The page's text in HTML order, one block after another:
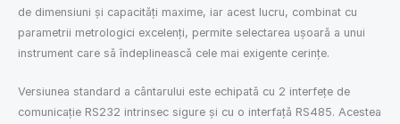
de dimensiuni și capacități maxime, iar acest lucru, combinat cu
parametrii metrologici excelenți, permite selectarea ușoară a unui
instrument care să îndeplinească cele mai exigente cerințe.
Versiunea standard a cântarului este echipată cu 2 interfețe de
comunicație RS232 intrinsec sigure și cu o interfață RS485. Acestea